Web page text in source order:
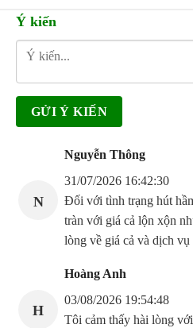
Ý kiến
N
Nguyễn Thông
31/07/2026 16:42:30
Đối với tình trạng hút
tràn với giá cả lộn xộn
lòng về giá cả và dịch vụ
H
Hoàng Anh
03/08/2026 19:54:48
Tôi cảm thấy hài lòng